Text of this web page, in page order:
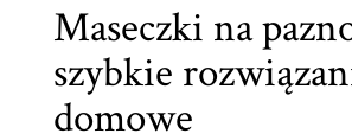
Maseczki na
szybkie
domowe